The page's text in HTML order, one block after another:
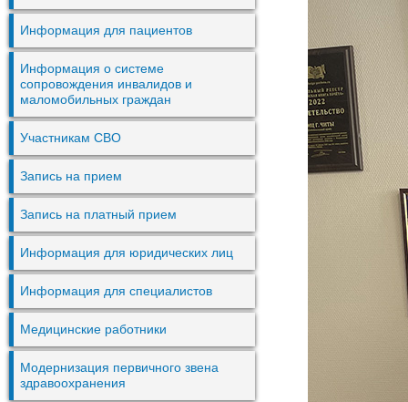
Информация для пациентов
Информация о системе
сопровождения инвалидов и
маломобильных граждан
Участникам СВО
Запись на прием
Запись на платный прием
Информация для юридических лиц
Информация для специалистов
Медицинские работники
Модернизация первичного звена
здравоохранения